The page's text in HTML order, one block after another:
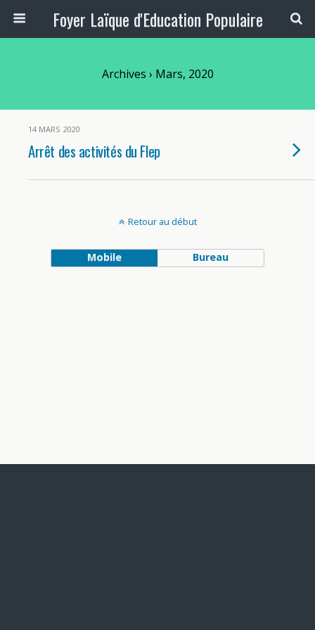
Foyer Laïque d'Education Populaire
Archives › Mars, 2020
14 MARS 2020
Arrêt des activités du Flep
Retour au début
Mobile Bureau